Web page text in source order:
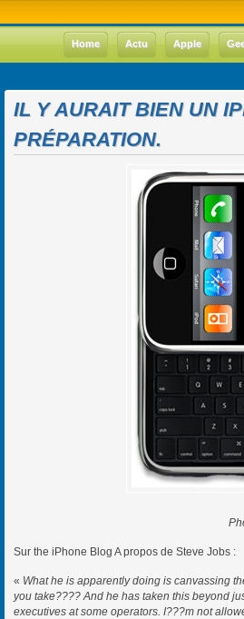
Home Actu Apple
IL Y AURAIT BIEN UN
PRÉPARATION.
Sur the iPhone Blog A propos de Steve Jobs :
« What he is apparently doing is canvassing
you take???? And he has taken this beyond
executives at some operators. I???m not